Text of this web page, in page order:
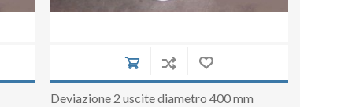
Deviazione 2 uscite diametro 400 mm